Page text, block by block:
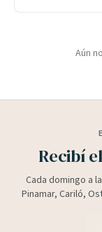
Aún
Recibí
Cada domingo a
Pinamar, Cariló,